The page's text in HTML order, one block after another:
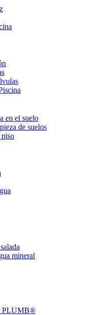
en el suelo
de suelos
piso
mineral
PLUMB®